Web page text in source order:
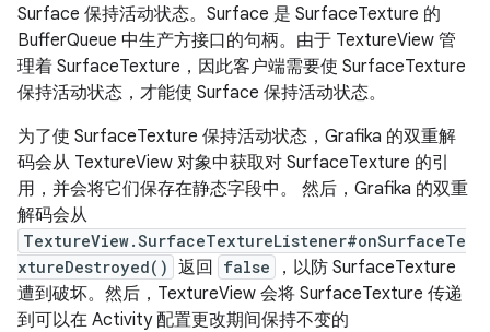
Surface 保持活动状态。Surface 是 SurfaceTexture 的
BufferQueue 中生产方接口的句柄。由于 TextureView 管
理着 SurfaceTexture，因此客户端需要使 SurfaceTexture
保持活动状态，才能使 Surface 保持活动状态。
为了使 SurfaceTexture 保持活动状态，Grafika 的双重解
码会从 TextureView 对象中获取对 SurfaceTexture 的引
用，并会将它们保存在静态字段中。 然后，Grafika 的双重
解码会从
TextureView.SurfaceTextureListener#onSurfaceTe
xtureDestroyed() 返回 false
，以防 SurfaceTexture
遭到破坏。然后，TextureView 会将 SurfaceTexture 传递
到可以在 Activity 配置更改期间保持不变的